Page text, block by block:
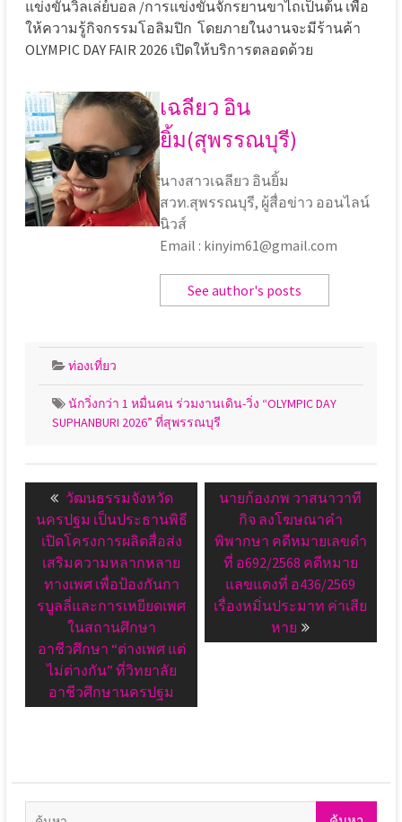
แข่งขันวิลเล่ย์บอล /การแข่งขันจักรยานขาไถเป็นต้น เพื่อ
ให้ความรู้กิจกรรมโอลิมปิก โดยภายในงานจะมีร้านค้า
OLYMPIC DAY FAIR 2026 เปิดให้บริการตลอดด้วย
เฉลียว อิน
ยิ้ม(สุพรรณบุรี)
นางสาวเฉลียว อินยิ้ม
สวท.สุพรรณบุรี, ผู้สื่อข่าว ออนไลน์
นิวส์
Email : kinyim61@gmail.com
See author's posts
ท่องเที่ยว
นักวิ่งกว่า 1 หมื่นคน ร่วมงานเดิน-วิ่ง “OLYMPIC DAY
SUPHANBURI 2026” ที่สุพรรณบุรี
แนะแนว
เรื่อง Previous
post:
วัฒนธรรมจังหวัด
นครปฐม เป็นประธานพิธี
เปิดโครงการผลิตสื่อส่ง
เสริมความหลากหลาย
ทางเพศ เพื่อป้องกันกา
รบูลลี่และการเหยียดเพศ
ในสถานศึกษา
อาชีวศึกษา “ต่างเพศ แต่
ไม่ต่างกัน” ที่วิทยาลัย
อาชีวศึกษานครปฐม
Next
post:
นายก้องภพ วาสนาวาที
กิจ ลงโฆษณาคำ
พิพากษา คดีหมายเลขดำ
ที่ อ692/2568 คดีหมาย
แลขแดงที่ อ436/2569
เรื่องหมิ่นประมาท ค่าเสีย
หาย
ค้นหา